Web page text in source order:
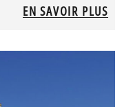
EN SAVOIR PLUS